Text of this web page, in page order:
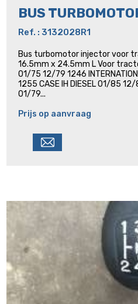
BUS
Ref. : 3132028R1
Bus turbomotor injector voor
16.5mm x 24.5mm L Voor
01/75 12/79 1246
1255 CASE IH DIESEL 01/85
01/79...
Prijs op aanvraag